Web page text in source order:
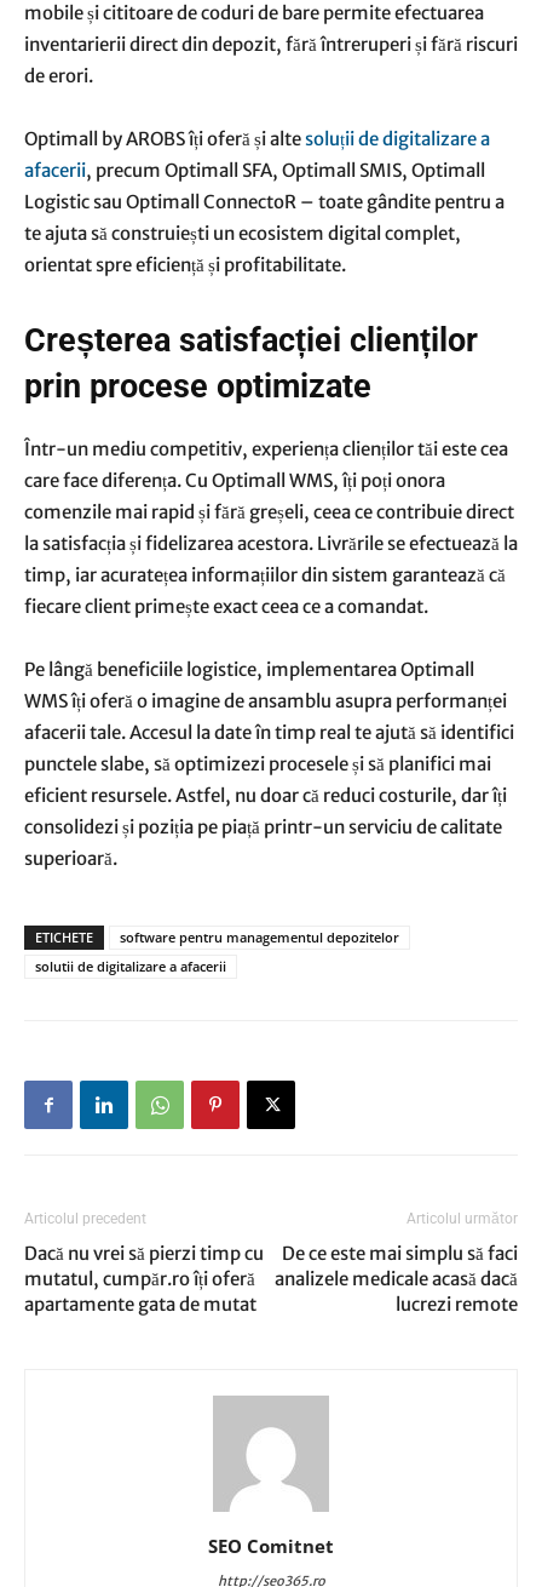
mobile și cititoare de coduri de bare permite efectuarea
inventarierii direct din depozit, fără întreruperi și fără riscuri
de erori.
Optimall by AROBS îți oferă și altesoluții de digitalizare a
afacerii, precum Optimall SFA, Optimall SMIS, Optimall
Logistic sau Optimall ConnectoR – toate gândite pentru a
te ajuta să construiești un ecosistem digital complet,
orientat spre eficiență și profitabilitate.
Creșterea satisfacției clienților
prin procese optimizate
Într-un mediu competitiv, experiența clienților tăi este cea
care face diferența. Cu Optimall WMS, îți poți onora
comenzile mai rapid și fără greșeli, ceea ce contribuie direct
la satisfacția și fidelizarea acestora. Livrările se efectuează la
timp, iar acuratețea informațiilor din sistem garantează că
fiecare client primește exact ceea ce a comandat.
Pe lângă beneficiile logistice, implementarea Optimall
WMS îți oferă o imagine de ansamblu asupra performanței
afacerii tale. Accesul la date în timp real te ajută să identifici
punctele slabe, să optimizezi procesele și să planifici mai
eficient resursele. Astfel, nu doar că reduci costurile, dar îți
consolidezi și poziția pe piață printr-un serviciu de calitate
superioară.
ETICHETE
software pentru managementul depozitelor
solutii de digitalizare a afacerii
Articolul precedent
Dacă nu vrei să pierzi timp cu
mutatul, cumpăr.ro îți oferă
apartamente gata de mutat
Articolul următor
De ce este mai simplu să faci
analizele medicale acasă dacă
lucrezi remote
SEO Comitnet
http://seo365.ro